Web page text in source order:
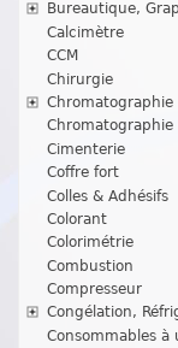
Bureautique,
Calcimètre
CCM
Chirurgie
Chromatographie
Chromatographie
Cimenterie
Coffre fort
Colles & Adhésifs
Colorant
Colorimétrie
Combustion
Compresseur
Congélation,
Consommables à